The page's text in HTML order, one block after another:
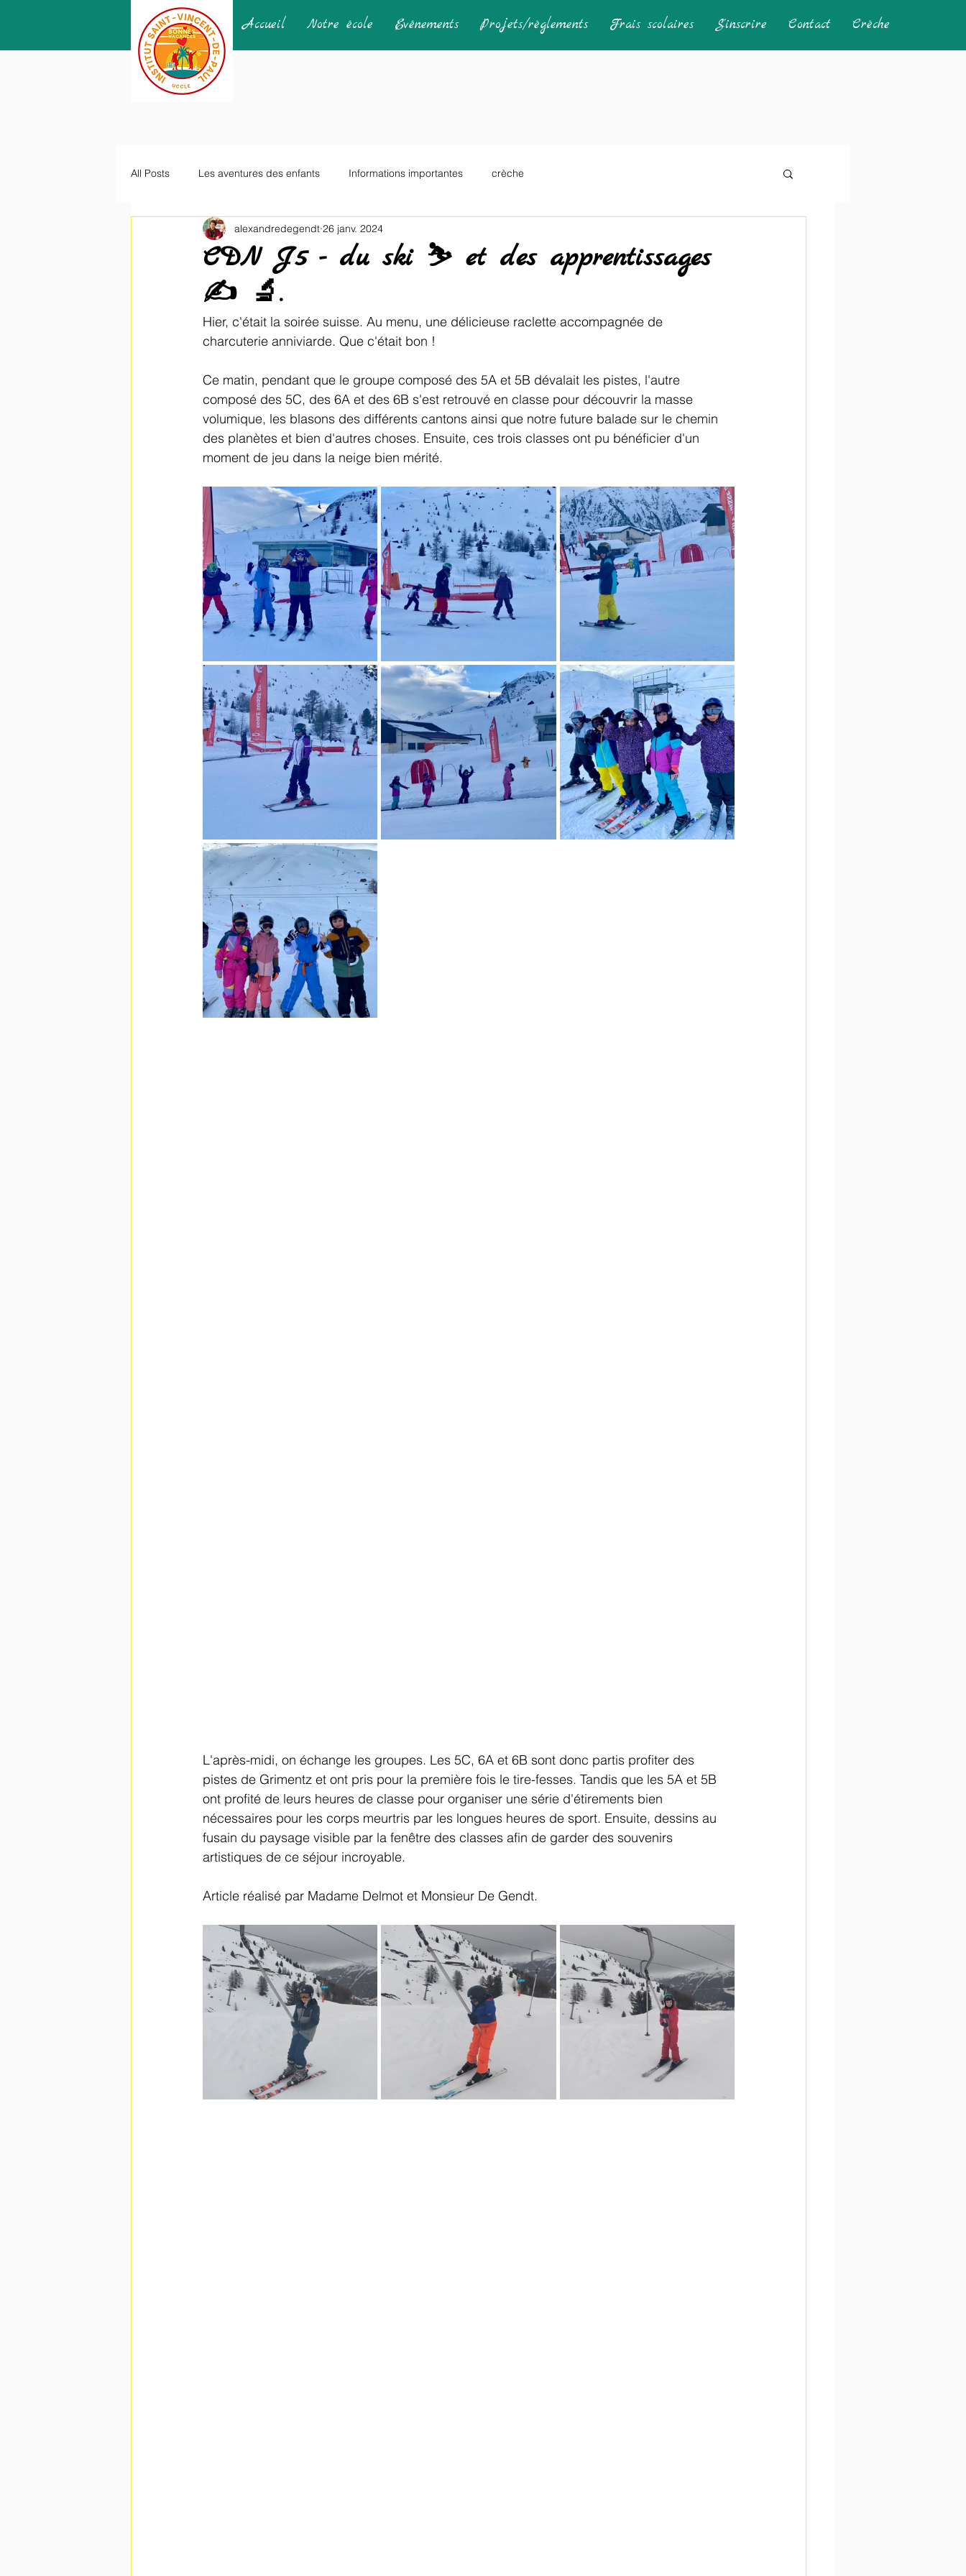
Accueil Notre école Evénements Projets/règlements Frais scolaires S'inscrire Contact Crèche
All Posts Les aventures des enfants Informations importantes crèche
CDN J5 - du ski ⛷️ et des apprentissages
✍️ 🔬.
alexandredegendt 26 janv. 2024
Hier, c'était la soirée suisse. Au menu, une délicieuse raclette accompagnée de
charcuterie anniviarde. Que c'était bon !
Ce matin, pendant que le groupe composé des 5A et 5B dévalait les pistes, l'autre
composé des 5C, des 6A et des 6B s'est retrouvé en classe pour découvrir la masse
volumique, les blasons des différents cantons ainsi que notre future balade sur le chemin
des planètes et bien d'autres choses. Ensuite, ces trois classes ont pu bénéficier d'un
moment de jeu dans la neige bien mérité.
L'après-midi, on échange les groupes. Les 5C, 6A et 6B sont donc partis profiter des
pistes de Grimentz et ont pris pour la première fois le tire-fesses. Tandis que les 5A et 5B
ont profité de leurs heures de classe pour organiser une série d'étirements bien
nécessaires pour les corps meurtris par les longues heures de sport. Ensuite, dessins au
fusain du paysage visible par la fenêtre des classes afin de garder des souvenirs
artistiques de ce séjour incroyable.
Article réalisé par Madame Delmot et Monsieur De Gendt.